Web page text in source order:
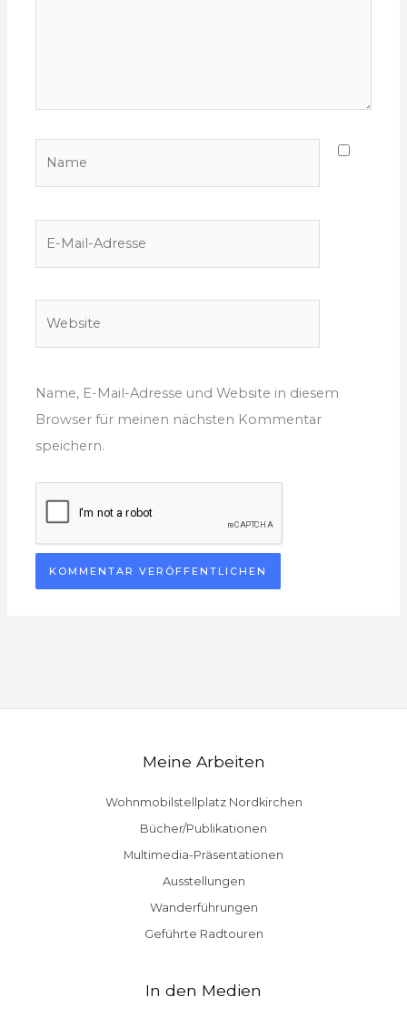
Name, E-Mail-Adresse und Website in diesem
Browser für meinen nächsten Kommentar
speichern.
Meine Arbeiten
Wohnmobilstellplatz Nordkirchen
Bücher/Publikationen
Multimedia-Präsentationen
Ausstellungen
Wanderführungen
Geführte Radtouren
In den Medien